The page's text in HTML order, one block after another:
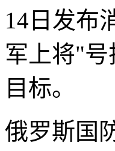
14日发布
军上将"
目标。
俄罗斯国